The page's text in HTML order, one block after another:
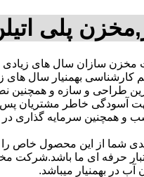
پلی
مخزن سازان سال های
کارشناسی بهمنیار
طراحی و سازه و
خاطر مشتریان پس
شما از این محصول خاص
حرفه ای ما باشد.شرکت
در بهمنیار میباشد.